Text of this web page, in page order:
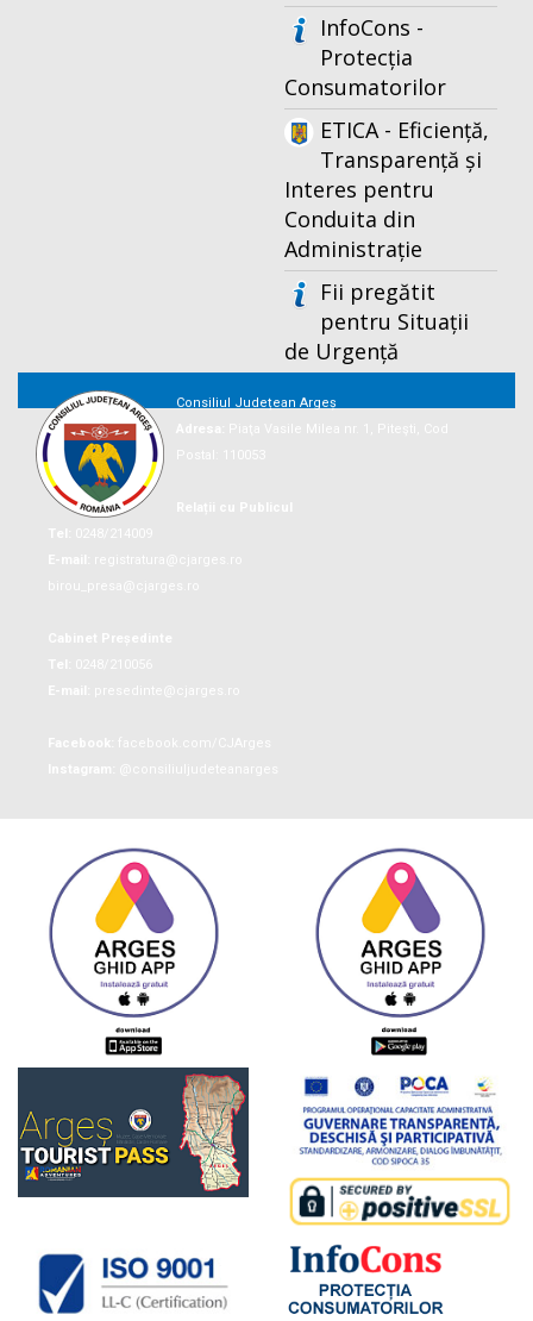
InfoCons -
Protecția
Consumatorilor
ETICA - Eficiență,
Transparență și
Interes pentru
Conduita din
Administrație
Fii pregătit
pentru Situații
de Urgență
Consiliul Județean Argeș